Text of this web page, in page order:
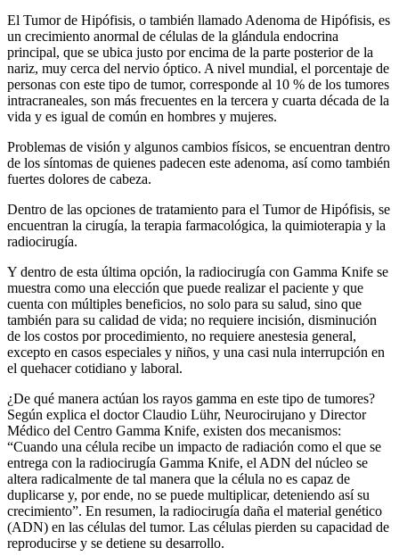
El Tumor de Hipófisis, o también llamado Adenoma de Hipófisis, es
un crecimiento anormal de células de la glándula endocrina
principal, que se ubica justo por encima de la parte posterior de la
nariz, muy cerca del nervio óptico. A nivel mundial, el porcentaje de
personas con este tipo de tumor, corresponde al 10 % de los tumores
intracraneales, son más frecuentes en la tercera y cuarta década de la
vida y es igual de común en hombres y mujeres.
Problemas de visión y algunos cambios físicos, se encuentran dentro
de los síntomas de quienes padecen este adenoma, así como también
fuertes dolores de cabeza.
Dentro de las opciones de tratamiento para el Tumor de Hipófisis, se
encuentran la cirugía, la terapia farmacológica, la quimioterapia y la
radiocirugía.
Y dentro de esta última opción, la radiocirugía con Gamma Knife se
muestra como una elección que puede realizar el paciente y que
cuenta con múltiples beneficios, no solo para su salud, sino que
también para su calidad de vida; no requiere incisión, disminución
de los costos por procedimiento, no requiere anestesia general,
excepto en casos especiales y niños, y una casi nula interrupción en
el quehacer cotidiano y laboral.
¿De qué manera actúan los rayos gamma en este tipo de tumores?
Según explica el doctor Claudio Lühr, Neurocirujano y Director
Médico del Centro Gamma Knife, existen dos mecanismos:
“Cuando una célula recibe un impacto de radiación como el que se
entrega con la radiocirugía Gamma Knife, el ADN del núcleo se
altera radicalmente de tal manera que la célula no es capaz de
duplicarse y, por ende, no se puede multiplicar, deteniendo así su
crecimiento”. En resumen, la radiocirugía daña el material genético
(ADN) en las células del tumor. Las células pierden su capacidad de
reproducirse y se detiene su desarrollo.